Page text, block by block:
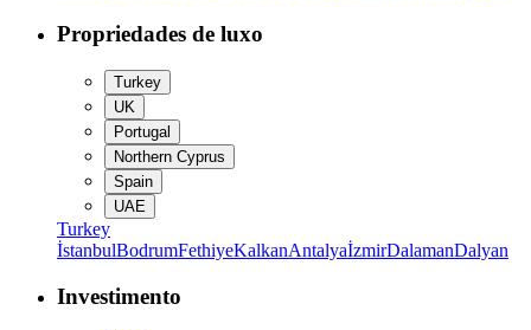
Propriedades de luxo
Turkey
UK
Portugal
Northern Cyprus
Spain
UAE
Turkey
İstanbulBodrumFethiyeKalkanAntalyaİzmirDalamanDalyan
Investimento